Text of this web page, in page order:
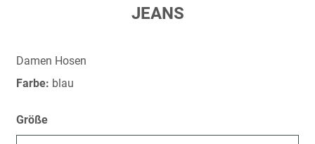
springen
JEANS
Damen Hosen
Farbe: blau
Größe